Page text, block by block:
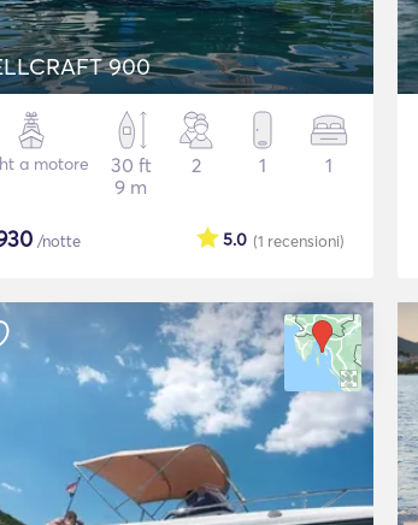
900
a motore
30 ft
9 m
2 1 1
/notte (1 recensioni)
5.0